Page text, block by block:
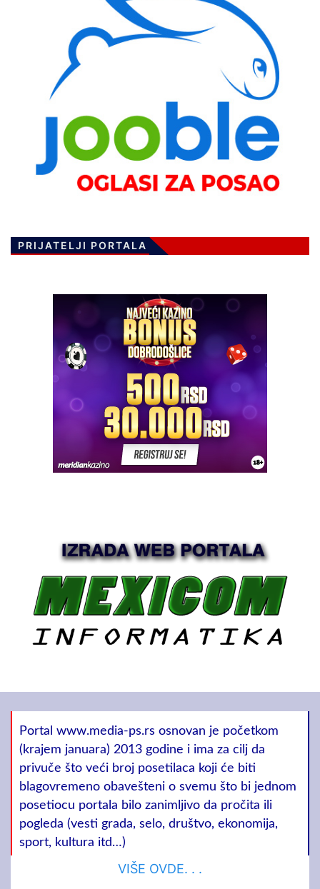
PRIJATELJI PORTALA
Portal www.media-ps.rs osnovan je početkom
(krajem januara) 2013 godine i ima za cilj da
privuče što veći broj posetilaca koji će biti
blagovremeno obavešteni o svemu što bi jednom
posetiocu portala bilo zanimljivo da pročita ili
pogleda (vesti grada, selo, društvo, ekonomija,
sport, kultura itd…)
VIŠE OVDE. . .